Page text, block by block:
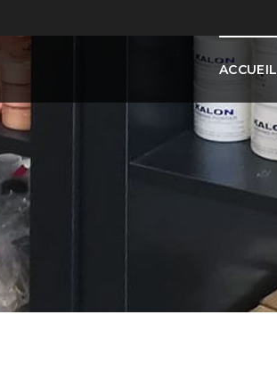
ACCUEIL